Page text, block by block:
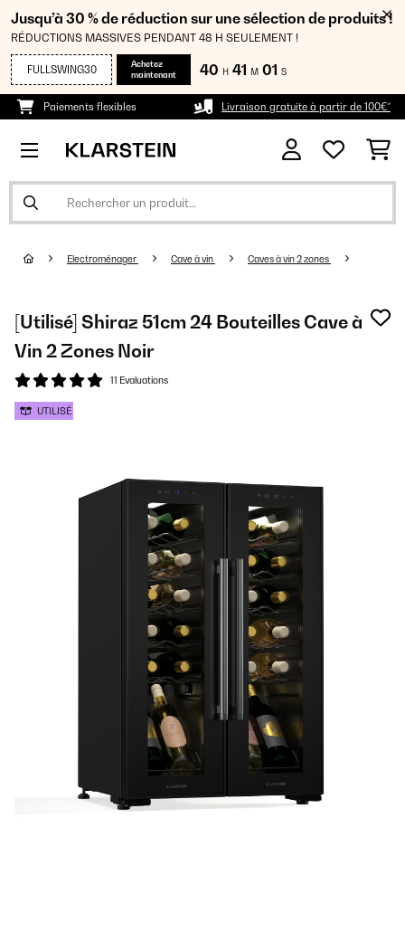
Jusqu’à 30 % de réduction sur une sélection de produits !
RÉDUCTIONS MASSIVES PENDANT 48 H SEULEMENT !
FULLSWING30
Achetez
maintenant
40 H 41 M 01 S
Paiements flexibles Livraison gratuite à partir de 100€*
Electroménager Cave à vin Caves à vin 2 zones
[Utilisé] Shiraz 51cm 24 Bouteilles Cave à
Vin 2 Zones Noir
11 Evaluations
UTILISÉ